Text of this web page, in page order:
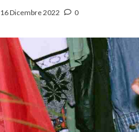
16 Dicembre 2022 0